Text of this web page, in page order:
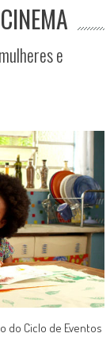
e
do Ciclo de Eventos